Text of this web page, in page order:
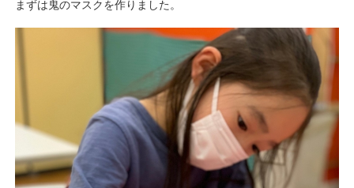
まずは鬼のマスクを作りました。